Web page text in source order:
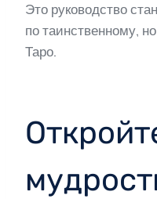
Это руководство
по таинственному,
Таро.